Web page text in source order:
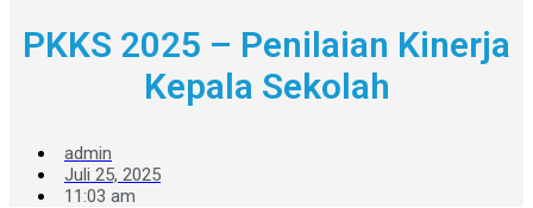
PKKS 2025 – Penilaian Kinerja
Kepala Sekolah
admin
Juli 25, 2025
11:03 am